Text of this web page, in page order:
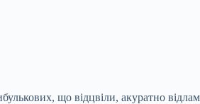
що відцвіли, акуратно